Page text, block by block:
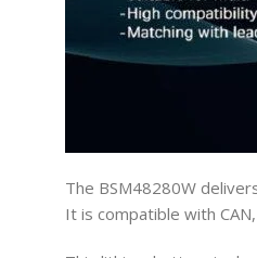
The BSM48280W
It is compatible with